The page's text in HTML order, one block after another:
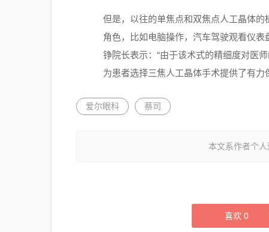
但是，以往的单焦点和双焦点人工晶体
角色，比如电脑操作，汽车驾驶观看仪
铮院长表示：“由于该术式的精细度对医
为患者选择三焦人工晶体手术提供了有力
爱尔眼科 蔡司
本文系作者个人
喜欢 0